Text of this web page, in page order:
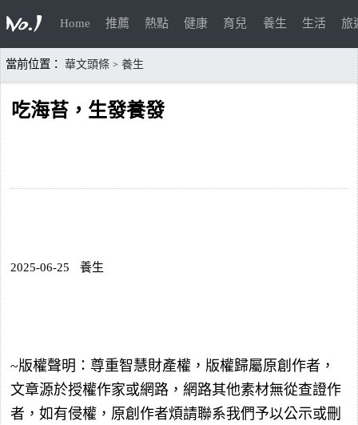
Home 推薦 熱點 健康 育兒 養生 生活 旅
當前位置： 華文頭條 > 養生
吃海苔，生發養發
2025-06-25 養生
~版權聲明：尊重智慧財產權，版權歸屬原創作者，
文章源於授權作家或網路，網路其他素材無從查證作
者，如有侵權，原創作者煩請聯系我們予以公示或刪